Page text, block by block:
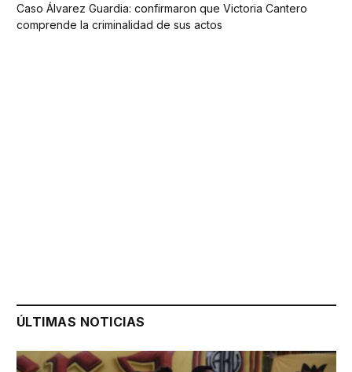
Caso Álvarez Guardia: confirmaron que Victoria Cantero
comprende la criminalidad de sus actos
ÚLTIMAS NOTICIAS